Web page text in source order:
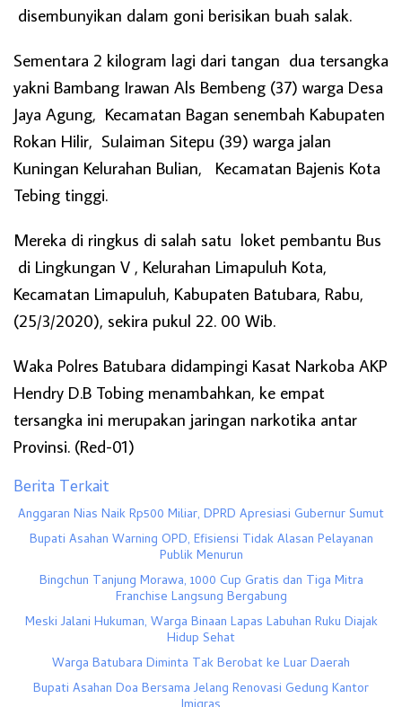
disembunyikan dalam goni berisikan buah salak.
Sementara 2 kilogram lagi dari tangan dua tersangka
yakni Bambang Irawan Als Bembeng (37) warga Desa
Jaya Agung, Kecamatan Bagan senembah Kabupaten
Rokan Hilir, Sulaiman Sitepu (39) warga jalan
Kuningan Kelurahan Bulian, Kecamatan Bajenis Kota
Tebing tinggi.
Mereka di ringkus di salah satu loket pembantu Bus
di Lingkungan V , Kelurahan Limapuluh Kota,
Kecamatan Limapuluh, Kabupaten Batubara, Rabu,
(25/3/2020), sekira pukul 22. 00 Wib.
Waka Polres Batubara didampingi Kasat Narkoba AKP
Hendry D.B Tobing menambahkan, ke empat
tersangka ini merupakan jaringan narkotika antar
Provinsi. (Red-01)
Berita Terkait
Anggaran Nias Naik Rp500 Miliar, DPRD Apresiasi Gubernur Sumut
Bupati Asahan Warning OPD, Efisiensi Tidak Alasan Pelayanan
Publik Menurun
Bingchun Tanjung Morawa, 1000 Cup Gratis dan Tiga Mitra
Franchise Langsung Bergabung
Meski Jalani Hukuman, Warga Binaan Lapas Labuhan Ruku Diajak
Hidup Sehat
Warga Batubara Diminta Tak Berobat ke Luar Daerah
Bupati Asahan Doa Bersama Jelang Renovasi Gedung Kantor